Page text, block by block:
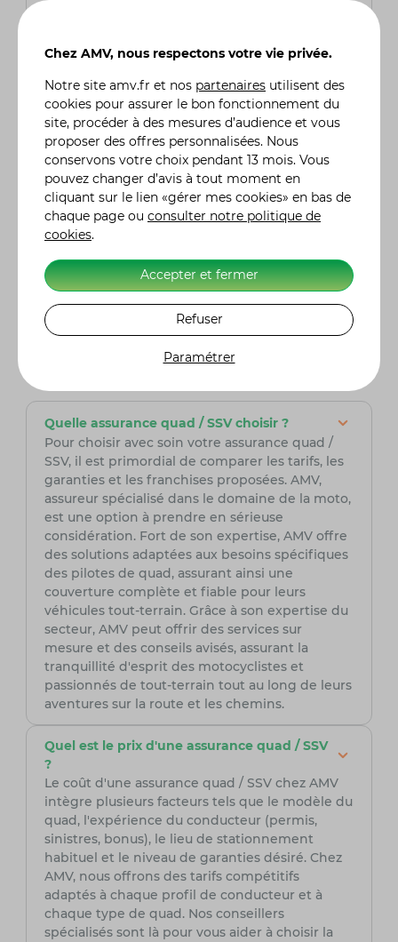
recommandés pour piloter un quad de
loisirs ?
Le port d’un casque homologué est obligatoire.
Il est aussi fortement conseillé de porter des
gants, une veste renforcée, des bottes
montantes et des lunettes de protection,
surtout sur des terrains poussiéreux ou boueux.
L’entretien inclut des vérifications régulières de
la pression des pneus, du niveau d’huile, du
système de freinage et de la transmission.
Après chaque sortie, il est conseillé de nettoyer
prolonger sa durée de vie.
Quelle assurance quad / SSV choisir ?
Pour choisir avec soin votre assurance quad /
SSV, il est primordial de comparer les tarifs, les
garanties et les franchises proposées. AMV,
assureur spécialisé dans le domaine de la moto,
est une option à prendre en sérieuse
considération. Fort de son expertise, AMV offre
des solutions adaptées aux besoins spécifiques
des pilotes de quad, assurant ainsi une
couverture complète et fiable pour leurs
véhicules tout-terrain. Grâce à son expertise du
secteur, AMV peut offrir des services sur
mesure et des conseils avisés, assurant la
tranquillité d'esprit des motocyclistes et
passionnés de tout-terrain tout au long de leurs
aventures sur la route et les chemins.
Quel est le prix d'une assurance quad / SSV
?
Le coût d'une assurance quad / SSV chez AMV
intègre plusieurs facteurs tels que le modèle du
quad, l'expérience du conducteur (permis,
sinistres, bonus), le lieu de stationnement
habituel et le niveau de garanties désiré. Chez
AMV, nous offrons des tarifs compétitifs
adaptés à chaque profil de conducteur et à
chaque type de quad. Nos conseillers
spécialisés sont là pour vous aider à choisir la
Chez AMV, nous respectons votre vie privée.
Notre site amv.fr et nos partenaires utilisent des
cookies pour assurer le bon fonctionnement du
site, procéder à des mesures d’audience et vous
proposer des offres personnalisées. Nous
conservons votre choix pendant 13 mois. Vous
pouvez changer d’avis à tout moment en
cliquant sur le lien «gérer mes cookies» en bas de
chaque page ou consulter notre politique de
cookies.
Accepter et fermer
Refuser
Paramétrer